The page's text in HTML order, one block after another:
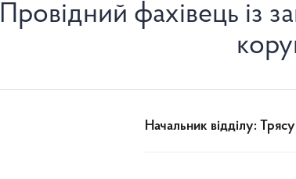
Провідний фахівець із
Начальник відділу: